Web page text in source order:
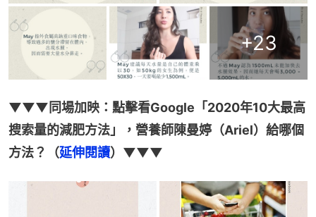
+23
▼▼▼同場加映：點擊看Google「2020年10大最高
搜索量的減肥方法」，營養師陳曼婷（Ariel）給哪個
方法？（延伸閱讀）▼▼▼